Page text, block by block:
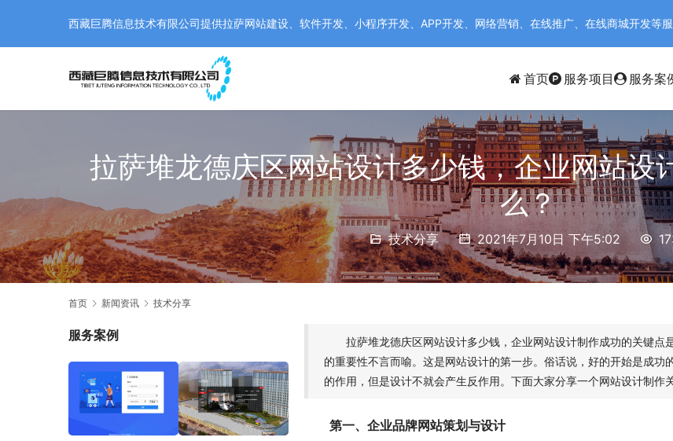
西藏巨腾信息技术有限公司提供拉萨网站建设、软件开发、小程序开发、APP开发、网络营销、在线推广、在线商城开发等
首页 服务项目 服务案
拉萨堆龙德庆区网站设计多少钱，企业网站设
么？
技术分享 2021年7月10日 下午5:02
首页 新闻资讯 技术分享
拉萨堆龙德庆区网站设计多少钱，企业网站设计制作成功的关键
的重要性不言而喻。这是网站设计的第一步。俗话说，好的开始是成
的作用，但是设计不就会产生反作用。下面大家分享一个网站设计制作
第一、企业品牌网站策划与设计
服务案例